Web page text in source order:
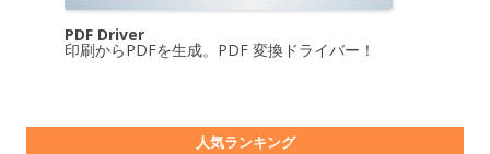
PDF Driver
印刷からPDFを生成。PDF 変換ドライバー！
人気ランキング